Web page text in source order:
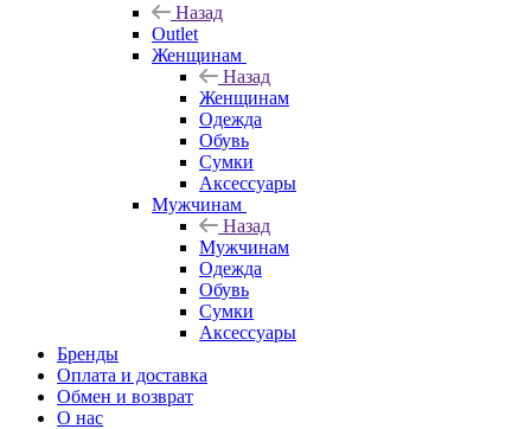
Назад
Outlet
Женщинам
Назад
Женщинам
Одежда
Обувь
Сумки
Аксессуары
Мужчинам
Назад
Мужчинам
Одежда
Обувь
Сумки
Аксессуары
Бренды
Оплата и доставка
Обмен и возврат
О нас